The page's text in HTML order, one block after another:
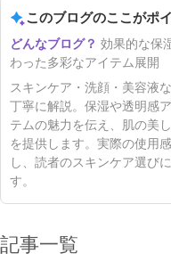
このブログのここがポ
効果的な保
わった多彩なアイテム展開
スキンケア・洗顔・美容液
丁寧に解説。保湿や透明感
テムの魅力を伝え、肌の美
を提供します。実際の使用
し、読者のスキンケア選び
す。
記事一覧